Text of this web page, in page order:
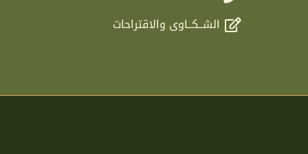
الشــكــاوى والاقتراحات